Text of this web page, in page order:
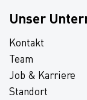
Unser
Kontakt
Team
Job & Karriere
Standort